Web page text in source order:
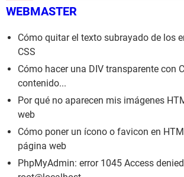
WEBMASTER
Cómo quitar el texto subrayado de los
CSS
Cómo hacer una DIV transparente con
contenido...
Por qué no aparecen mis imágenes
web
Cómo poner un ícono o favicon en
página web
PhpMyAdmin: error 1045 Access